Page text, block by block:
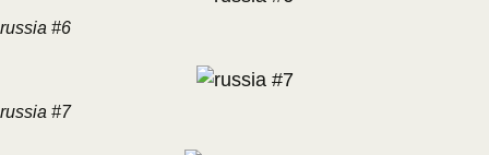
russia #6
russia #7